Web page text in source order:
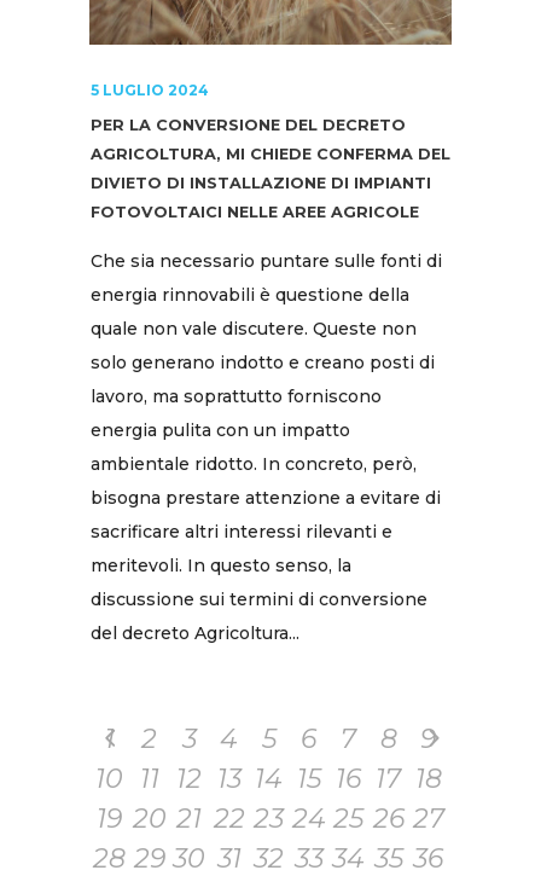
5 LUGLIO 2024
PER LA CONVERSIONE DEL DECRETO
AGRICOLTURA, MI CHIEDE CONFERMA DEL
DIVIETO DI INSTALLAZIONE DI IMPIANTI
FOTOVOLTAICI NELLE AREE AGRICOLE
Che sia necessario puntare sulle fonti di
energia rinnovabili è questione della
quale non vale discutere. Queste non
solo generano indotto e creano posti di
lavoro, ma soprattutto forniscono
energia pulita con un impatto
ambientale ridotto. In concreto, però,
bisogna prestare attenzione a evitare di
sacrificare altri interessi rilevanti e
meritevoli. In questo senso, la
discussione sui termini di conversione
del decreto Agricoltura...
1 2 3 4 5 6 7 8
9
10
11 12 13 14 15 16 17 18
19 20 21 22 23 24 25 26 27
28 29 30 31 32 33 34 35 36